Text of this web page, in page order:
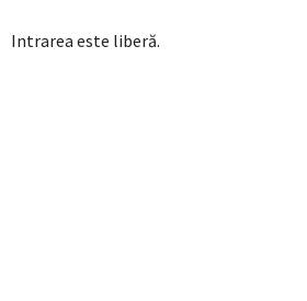
Intrarea este liberă.